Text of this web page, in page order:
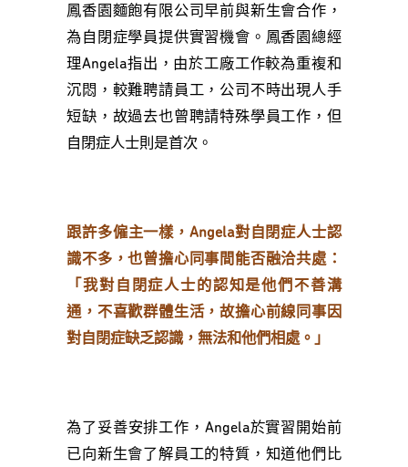
鳳香園麵飽有限公司早前與新生會合作，
為自閉症學員提供實習機會。鳳香園總經
理Angela指出，由於工廠工作較為重複和
沉悶，較難聘請員工，公司不時出現人手
短缺，故過去也曾聘請特殊學員工作，但
自閉症人士則是首次。
跟許多僱主一樣，Angela對自閉症人士認
識不多，也曾擔心同事間能否融洽共處：
「我對自閉症人士的認知是他們不善溝
通，不喜歡群體生活，故擔心前線同事因
對自閉症缺乏認識，無法和他們相處。」
為了妥善安排工作，Angela於實習開始前
已向新生會了解員工的特質，知道他們比